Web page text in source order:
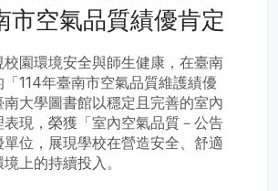
市空氣品質績優肯定
園環境安全與師生健康，在臺南
114年臺南市空氣品質維護績優
大學圖書館以穩定且完善的室內
表現，榮獲「室內空氣品質－公告
位，展現學校在營造安全、舒適
上的持續投入。